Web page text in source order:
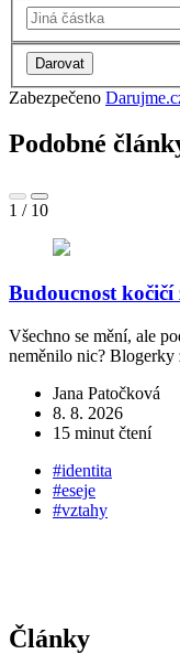
Zabezpečeno
Podobné
1 / 10
Budoucnost kočičí
Všechno se mění, ale
neměnilo nic?
Jana Patočková
8. 8. 2026
15 minut čtení
#identita
#eseje
#vztahy
Články